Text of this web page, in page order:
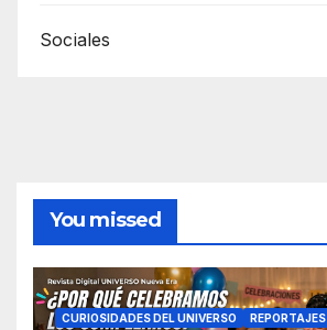
Sociales
You missed
CURIOSIDADES DEL UNIVERSO REPORTAJES